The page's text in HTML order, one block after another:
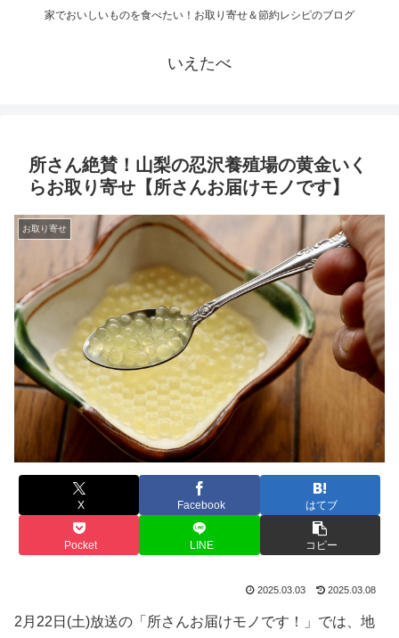
家でおいしいものを食べたい！お取り寄せ＆節約レシピのブログ
いえたべ
所さん絶賛！山梨の忍沢養殖場の黄金いく
らお取り寄せ【所さんお届けモノです】
お取り寄せ
X Facebook はてブ
Pocket LINE コピー
2025.03.03 2025.03.08
2月22日(土)放送の「所さんお届けモノです！」では、地